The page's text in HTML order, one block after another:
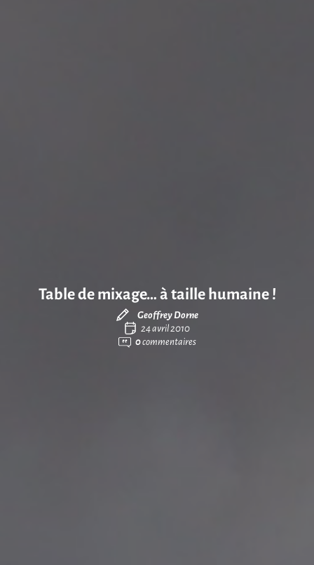
Table de mixage… à taille humaine !
Geoffrey Dorne
24 avril 2010
0commentaires